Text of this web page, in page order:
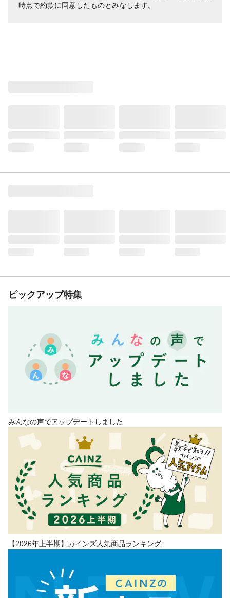
時点で約款に同意したものとみなします。
ピックアップ特集
みんなの声でアップデートしました
【2026年上半期】カインズ人気商品ランキング